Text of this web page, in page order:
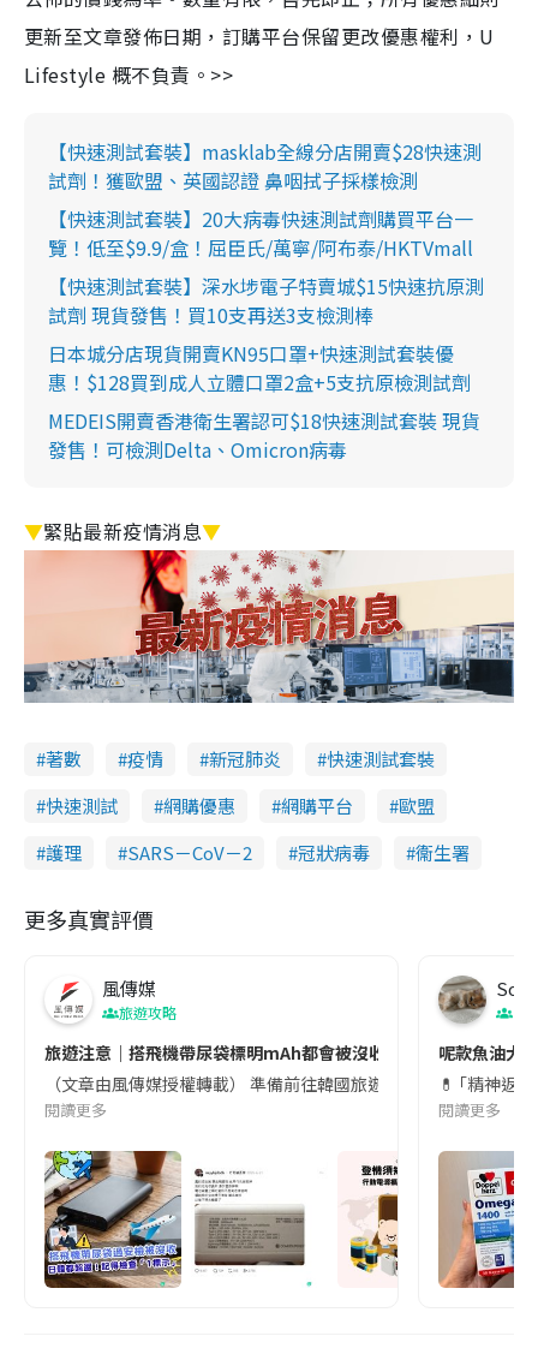
更新至文章發佈日期，訂購平台保留更改優惠權利，U
Lifestyle 概不負責。>>
【快速測試套裝】masklab全線分店開賣$28快速測
試劑！獲歐盟、英國認證 鼻咽拭子採樣檢測
【快速測試套裝】20大病毒快速測試劑購買平台一
覽！低至$9.9/盒！屈臣氏/萬寧/阿布泰/HKTVmall
【快速測試套裝】深水埗電子特賣城$15快速抗原測
試劑 現貨發售！買10支再送3支檢測棒
日本城分店現貨開賣KN95口罩+快速測試套裝優
惠！$128買到成人立體口罩2盒+5支抗原檢測試劑
MEDEIS開賣香港衛生署認可$18快速測試套裝 現貨
發售！可檢測Delta、Omicron病毒
▼緊貼最新疫情消息▼
著數 疫情 新冠肺炎
快速測試套裝
快速測試
網購優惠 網購平台
歐盟
護理
SARS－CoV－2 冠狀病毒 衞生署
更多真實評價
風傳媒
旅遊攻略
旅遊注意｜搭飛機帶尿袋標明mAh都會被沒收😱出發前切記檢查
（文章由風傳媒授權轉載） 準備前往韓國旅遊的民眾，近期要
閱讀更多
Soul
呢款魚油大
💊 ｢精神返
閱讀更多